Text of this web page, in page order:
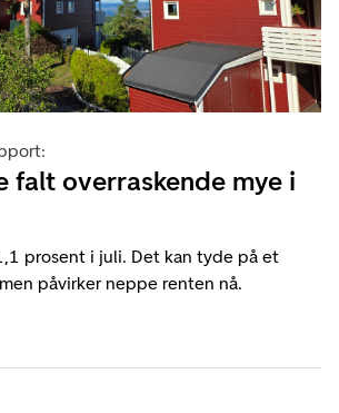
falt overraskende mye i
prosent i juli. Det kan tyde på et
påvirker neppe renten nå.